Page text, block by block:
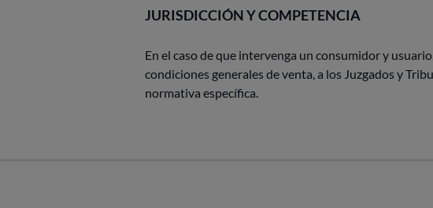
JURISDICCIÓN Y COMPETENCIA
En el caso de que intervenga un consumidor y
condiciones generales de venta, a los Juzgados y
normativa específica.